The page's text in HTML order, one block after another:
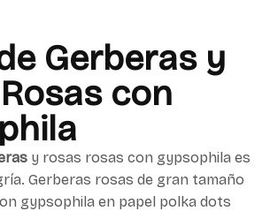
Gerberas y
con
y rosas rosas con gypsophila es
Gerberas rosas de gran tamaño
gypsophila en papel polka dots